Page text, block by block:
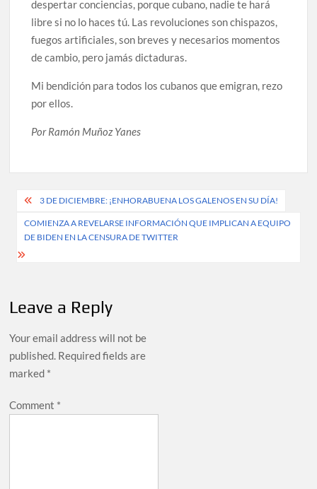
despertar conciencias, porque cubano, nadie te hará
libre si no lo haces tú. Las revoluciones son chispazos,
fuegos artificiales, son breves y necesarios momentos
de cambio, pero jamás dictaduras.
Mi bendición para todos los cubanos que emigran, rezo
por ellos.
Por Ramón Muñoz Yanes
Post
navigation
3 DE DICIEMBRE: ¡ENHORABUENA LOS GALENOS EN SU DÍA!
COMIENZA A REVELARSE INFORMACIÓN QUE IMPLICAN A EQUIPO
DE BIDEN EN LA CENSURA DE TWITTER
Leave a Reply
Your email address will not be
published. Required fields are
marked *
Comment *